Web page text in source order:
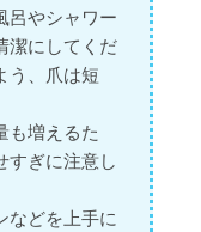
呂やシャワー
潔にしてくだ
う、爪は短
も増えるた
すぎに注意し
などを上手に